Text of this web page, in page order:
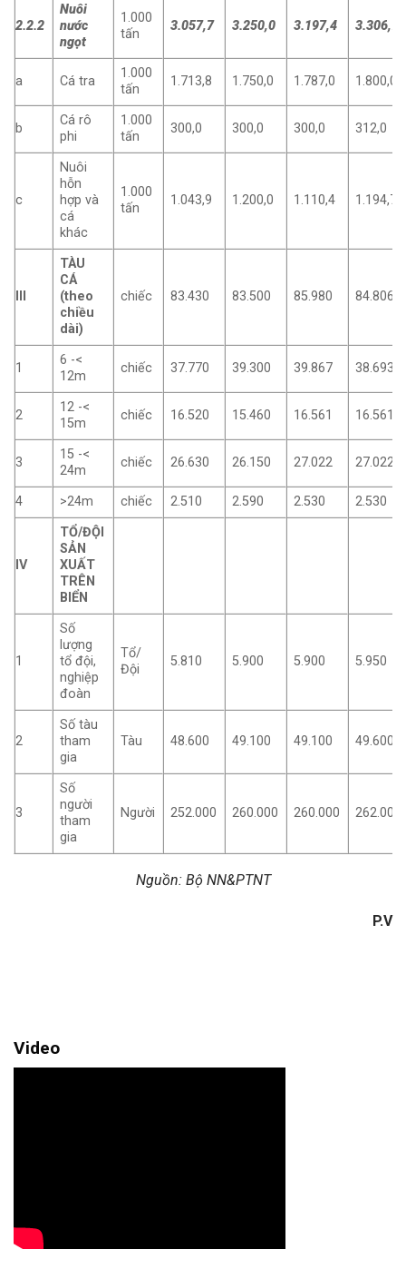
2.2.2
Nuôi
nước
ngọt
1.000
tấn
3.057,7 3.250,0 3.197,4 3.306,7
a Cá tra
1.000
tấn
1.713,8 1.750,0 1.787,0 1.800,0
b
Cá rô
phi
1.000
tấn
300,0 300,0 300,0 312,0
c
Nuôi
hỗn
hợp và
cá
khác
1.000
tấn
1.043,9 1.200,0 1.110,4 1.194,7
TÀU
CÁ
(theo
chiều
dài)
chiếc 83.430 83.500 85.980 84.806
1
6 -<
12m
chiếc 37.770 39.300 39.867 38.693
2
12 -<
15m
chiếc 16.520 15.460 16.561 16.561
3
15 -<
24m
chiếc 26.630 26.150 27.022 27.022
4 >24m chiếc 2.510 2.590 2.530 2.530
IV
TỔ/ĐỘI
SẢN
XUẤT
TRÊN
BIỂN
1
Số
lượng
tổ đội,
nghiệp
đoàn
Tổ/
Đội
5.810 5.900 5.900 5.950
2
Số tàu
tham
gia
Tàu 48.600 49.100 49.100 49.600
3
Số
người
tham
gia
Người 252.000 260.000 260.000 262.000
Nguồn: Bộ NN&PTNT
P.V
Video